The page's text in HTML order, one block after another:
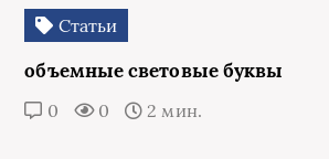
Статьи
объемные световые буквы
0 0 2 мин.